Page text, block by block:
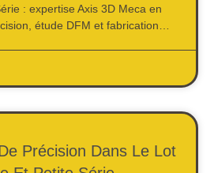
: expertise Axis 3D Meca en
étude DFM et fabrication…
Précision Dans Le Lot